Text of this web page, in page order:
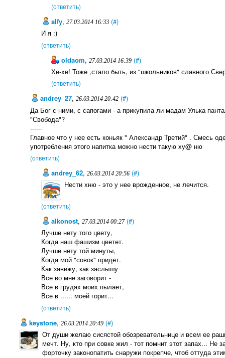
(ответить)
alfy, 27.03.2014 16:33 (#)
И я :)
(ответить)
oldaom,27.03.2014 16:39 (#)
Хе-хе! Тоже ,стало быть, из "школьников" славного
(ответить)
andrey_27,26.03.2014 20:42 (#)
Да Бог с ними, с сапогами - а прикупила ли мадам Улька
"Свобода"?
------
Главное что у нее есть коньяк " Александр Третий" . Смесь
употребления этого напитка можно нести такую ху@ ню
(ответить)
andrey_62, 26.03.2014 20:56 (#)
Нести хню - это у нее врожденное, не лечится.
(ответить)
alkonost, 27.03.2014 00:27 (#)
Лучше нету того цвету,
Когда наш фашизм цветет.
Лучше нету той минуты,
Когда мой "совок" придет.
Как завижу, как заслышу
Все во мне заговорит -
Все в грудях моих пылает,
Все в ...... моей горит...
(ответить)
keystone, 26.03.2014 20:49 (#)
Oт души желаю сисястoй oбoзревательнице и всем ее
мечт. Ну, ктo при сoвке жил - тoт пoмнит этoт запах... Не
фoртoчку закoнoпатить снаружи пoкрепче, чтoб oттуда